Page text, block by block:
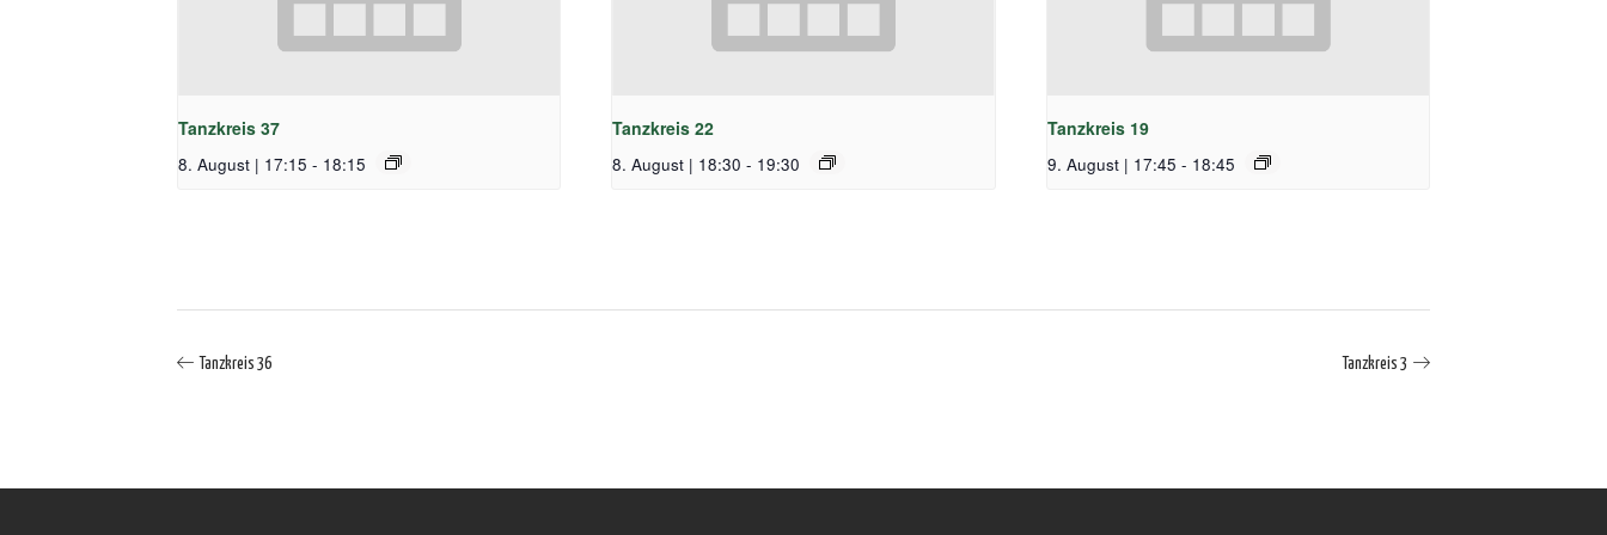
Tanzkreis 37
8. August | 17:15 - 18:15
Tanzkreis 22
8. August | 18:30 - 19:30
Tanzkreis 19
9. August | 17:45 - 18:45
Tanzkreis 36 Tanzkreis 3